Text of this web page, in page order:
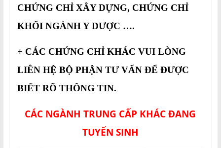
CHỨNG CHỈ XÂY DỰNG, CHỨNG CHỈ
KHỐI NGÀNH Y DƯỢC ….
+ CÁC CHỨNG CHỈ KHÁC VUI LÒNG
LIÊN HỆ BỘ PHẬN TƯ VẤN ĐỂ ĐƯỢC
BIẾT RÕ THÔNG TIN.
CÁC NGÀNH TRUNG CẤP KHÁC ĐANG
TUYỂN SINH